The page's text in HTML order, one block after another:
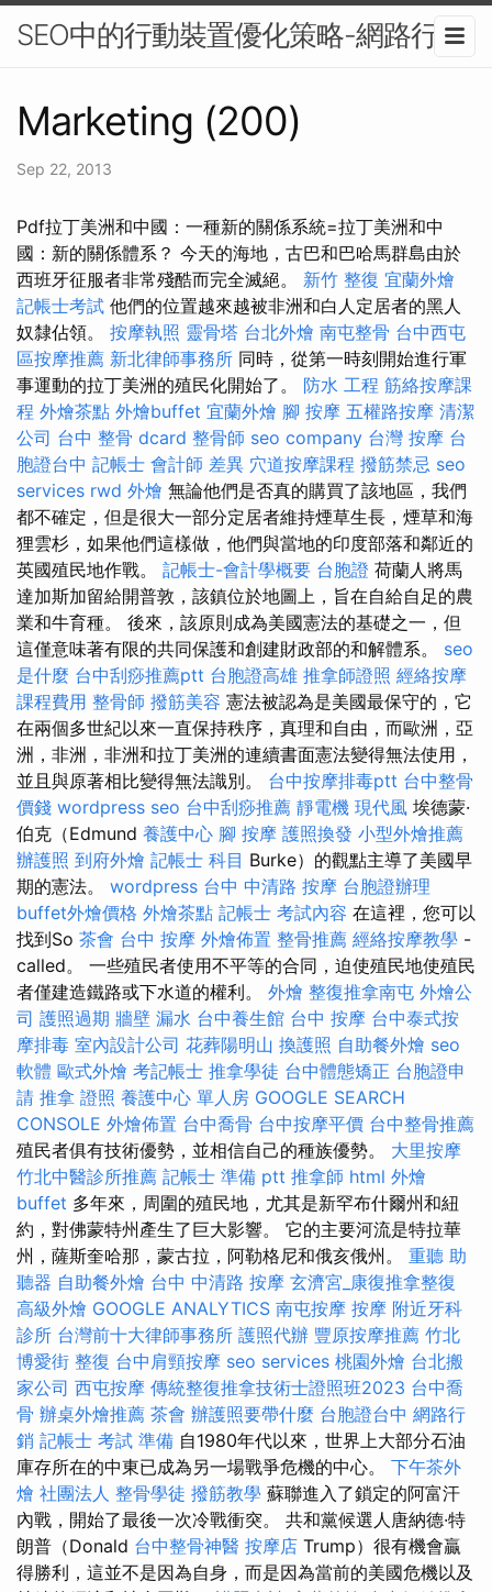
SEO中的行動裝置優化策略-網路行銷
Marketing (200)
Sep 22, 2013
Pdf拉丁美洲和中國：一種新的關係系統=拉丁美洲和中
國：新的關係體系？ 今天的海地，古巴和巴哈馬群島由於
西班牙征服者非常殘酷而完全滅絕。 新竹 整復 宜蘭外燴
記帳士考試 他們的位置越來越被非洲和白人定居者的黑人
奴隸佔領。 按摩執照 靈骨塔 台北外燴 南屯整骨 台中西屯
區按摩推薦 新北律師事務所 同時，從第一時刻開始進行軍
事運動的拉丁美洲的殖民化開始了。 防水 工程 筋絡按摩課
程 外燴茶點 外燴buffet 宜蘭外燴 腳 按摩 五權路按摩 清潔
公司 台中 整骨 dcard 整骨師 seo company 台灣 按摩 台
胞證台中 記帳士 會計師 差異 穴道按摩課程 撥筋禁忌 seo
services rwd 外燴 無論他們是否真的購買了該地區，我們
都不確定，但是很大一部分定居者維持煙草生長，煙草和海
狸雲杉，如果他們這樣做，他們與當地的印度部落和鄰近的
英國殖民地作戰。 記帳士-會計學概要 台胞證 荷蘭人將馬
達加斯加留給開普敦，該鎮位於地圖上，旨在自給自足的農
業和牛育種。 後來，該原則成為美國憲法的基礎之一，但
這僅意味著有限的共同保護和創建財政部的和解體系。 seo
是什麼 台中刮痧推薦ptt 台胞證高雄 推拿師證照 經絡按摩
課程費用 整骨師 撥筋美容 憲法被認為是美國最保守的，它
在兩個多世紀以來一直保持秩序，真理和自由，而歐洲，亞
洲，非洲，非洲和拉丁美洲的連續書面憲法變得無法使用，
並且與原著相比變得無法識別。 台中按摩排毒ptt 台中整骨
價錢 wordpress seo 台中刮痧推薦 靜電機 現代風 埃德蒙·
伯克（Edmund 養護中心 腳 按摩 護照換發 小型外燴推薦
辦護照 到府外燴 記帳士 科目 Burke）的觀點主導了美國早
期的憲法。 wordpress 台中 中清路 按摩 台胞證辦理
buffet外燴價格 外燴茶點 記帳士 考試內容 在這裡，您可以
找到So 茶會 台中 按摩 外燴佈置 整骨推薦 經絡按摩教學 -
called。 一些殖民者使用不平等的合同，迫使殖民地使殖民
者僅建造鐵路或下水道的權利。 外燴 整復推拿南屯 外燴公
司 護照過期 牆壁 漏水 台中養生館 台中 按摩 台中泰式按
摩排毒 室內設計公司 花葬陽明山 換護照 自助餐外燴 seo
軟體 歐式外燴 考記帳士 推拿學徒 台中體態矯正 台胞證申
請 推拿 證照 養護中心 單人房 GOOGLE SEARCH
CONSOLE 外燴佈置 台中喬骨 台中按摩平價 台中整骨推薦
殖民者俱有技術優勢，並相信自己的種族優勢。 大里按摩
竹北中醫診所推薦 記帳士 準備 ptt 推拿師 html 外燴
buffet 多年來，周圍的殖民地，尤其是新罕布什爾州和紐
約，對佛蒙特州產生了巨大影響。 它的主要河流是特拉華
州，薩斯奎哈那，蒙古拉，阿勒格尼和俄亥俄州。 重聽 助
聽器 自助餐外燴 台中 中清路 按摩 玄濟宮_康復推拿整復
高級外燴 GOOGLE ANALYTICS 南屯按摩 按摩 附近牙科
診所 台灣前十大律師事務所 護照代辦 豐原按摩推薦 竹北
博愛街 整復 台中肩頸按摩 seo services 桃園外燴 台北搬
家公司 西屯按摩 傳統整復推拿技術士證照班2023 台中喬
骨 辦桌外燴推薦 茶會 辦護照要帶什麼 台胞證台中 網路行
銷 記帳士 考試 準備 自1980年代以來，世界上大部分石油
庫存所在的中東已成為另一場戰爭危機的中心。 下午茶外
燴 社團法人 整骨學徒 撥筋教學 蘇聯進入了鎖定的阿富汗
內戰，開始了最後一次冷戰衝突。 共和黨候選人唐納德·特
朗普（Donald 台中整骨神醫 按摩店 Trump）很有機會贏
得勝利，這並不是因為自身，而是因為當前的美國危機以及